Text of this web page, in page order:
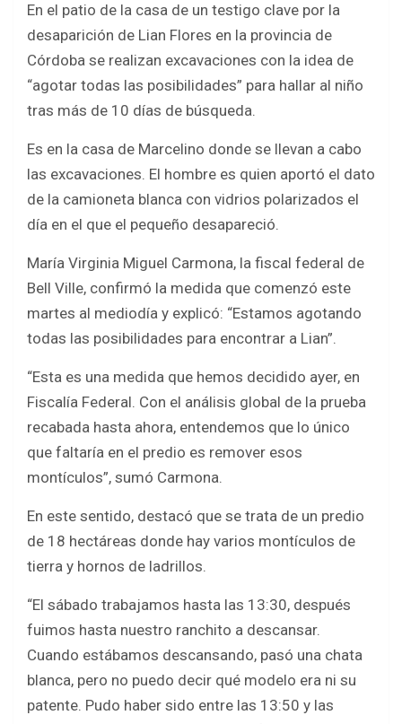
ce
b
o
o
k
tt
er
at
s
A
p
p
ar
e
En el patio de la casa de un testigo clave por la
desaparición de Lian Flores en la provincia de
Córdoba se realizan excavaciones con la idea de
“agotar todas las posibilidades” para hallar al niño
tras más de 10 días de búsqueda.
Es en la casa de Marcelino donde se llevan a cabo
las excavaciones. El hombre es quien aportó el dato
de la camioneta blanca con vidrios polarizados el
día en el que el pequeño desapareció.
María Virginia Miguel Carmona, la fiscal federal de
Bell Ville, confirmó la medida que comenzó este
martes al mediodía y explicó: “Estamos agotando
todas las posibilidades para encontrar a Lian”.
“Esta es una medida que hemos decidido ayer, en
Fiscalía Federal. Con el análisis global de la prueba
recabada hasta ahora, entendemos que lo único
que faltaría en el predio es remover esos
montículos”, sumó Carmona.
En este sentido, destacó que se trata de un predio
de 18 hectáreas donde hay varios montículos de
tierra y hornos de ladrillos.
“El sábado trabajamos hasta las 13:30, después
fuimos hasta nuestro ranchito a descansar.
Cuando estábamos descansando, pasó una chata
blanca, pero no puedo decir qué modelo era ni su
patente. Pudo haber sido entre las 13:50 y las